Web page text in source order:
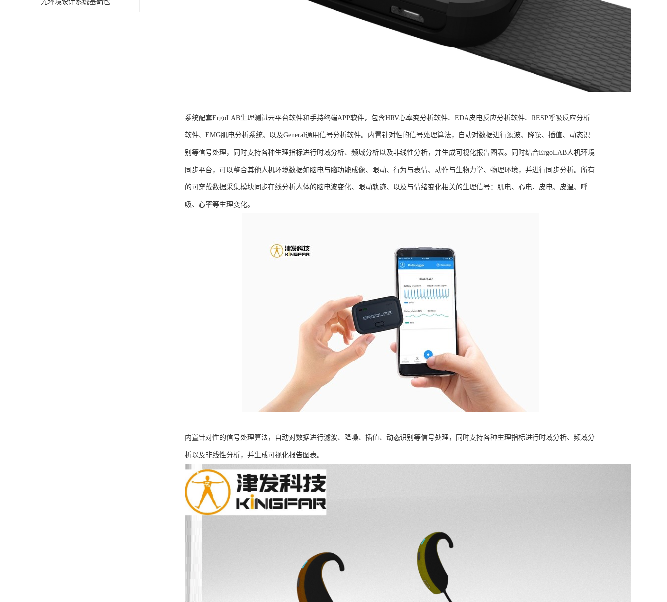
光环境设计系统基础包
系统配套ErgoLAB生理测试云平台软件和手持终端APP软件，包含HRV心率变分析软件、EDA皮电反应分析软件、RESP呼吸反应分析
软件、EMG肌电分析系统、以及General通用信号分析软件。内置针对性的信号处理算法，自动对数据进行滤波、降噪、插值、动态识
别等信号处理，同时支持各种生理指标进行时域分析、频域分析以及非线性分析，并生成可视化报告图表。同时结合ErgoLAB人机环境
同步平台，可以整合其他人机环境数据如脑电与脑功能成像、眼动、行为与表情、动作与生物力学、物理环境，并进行同步分析。所有
的可穿戴数据采集模块同步在线分析人体的脑电波变化、眼动轨迹、以及与情绪变化相关的生理信号：肌电、心电、皮电、皮温、呼
吸、心率等生理变化。
内置针对性的信号处理算法，自动对数据进行滤波、降噪、插值、动态识别等信号处理，同时支持各种生理指标进行时域分析、频域分
析以及非线性分析，并生成可视化报告图表。